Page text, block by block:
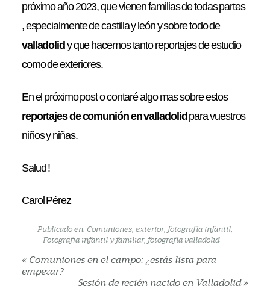
próximo año 2023, que vienen familias de todas partes
, especialmente de castilla y león y sobre todo de
valladolid y que hacemos tanto reportajes de estudio
como de exteriores.
En el próximo post o contaré algo mas sobre estos
reportajes de comunión en valladolid para vuestros
niños y niñas.
Salud !
Carol Pérez
Publicado en:Comuniones,exterior,fotografía infantil,
Fotografia infantil y familiar,fotografía valladolid
«Comuniones en el campo: ¿estás lista para
empezar?
Sesión de recién nacido en Valladolid»